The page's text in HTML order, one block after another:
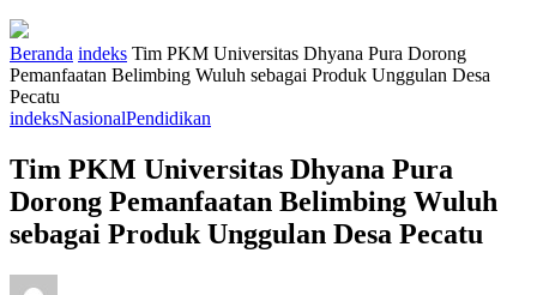
Beranda indeks Tim PKM Universitas Dhyana Pura Dorong
Pemanfaatan Belimbing Wuluh sebagai Produk Unggulan Desa
Pecatu
indeksNasionalPendidikan
Tim PKM Universitas Dhyana Pura
Dorong Pemanfaatan Belimbing Wuluh
sebagai Produk Unggulan Desa Pecatu